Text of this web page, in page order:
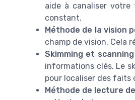
aide à canaliser
constant.
Méthode de la vision
champ de vision. Cela
Skimming et scanning
informations clés. Le
pour localiser des faits
Méthode de lecture